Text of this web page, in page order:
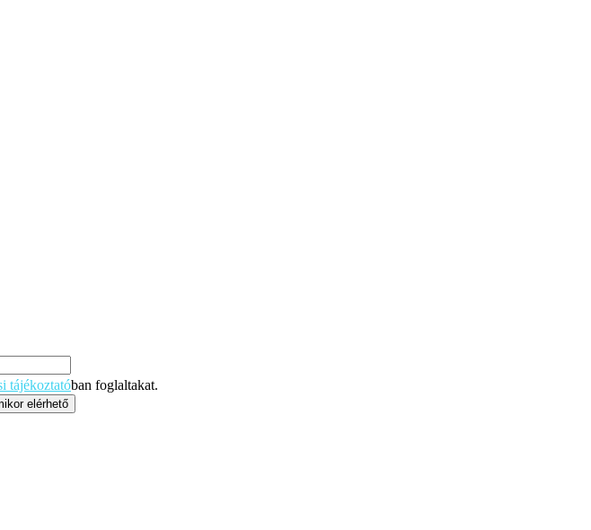
tájékoztatóban foglaltakat.
elérhető